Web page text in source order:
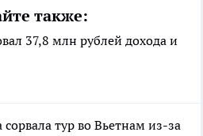
также:
37,8 млн рублей дохода и
тур во Вьетнам из-за